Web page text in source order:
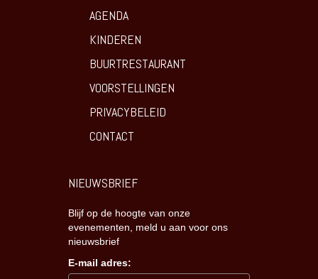
AGENDA
KINDEREN
BUURTRESTAURANT
VOORSTELLINGEN
PRIVACYBELEID
CONTACT
NIEUWSBRIEF
Blijf op de hoogte van onze
evenementen, meld u aan voor ons
nieuwsbrief
E-mail adres: